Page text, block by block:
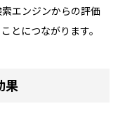
エンジンからの評価
とにつながります。
果